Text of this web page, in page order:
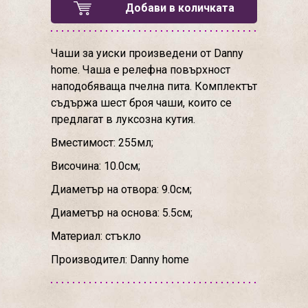
Добави в количката
Чаши за уиски произведени от Danny
home. Чаша е релефна повърхност
наподобяваща пчелна пита. Комплектът
съдържа шест броя чаши, които се
предлагат в луксозна кутия.
Вместимост: 255мл;
Височина: 10.0см;
Диаметър на отвора: 9.0см;
Диаметър на основа: 5.5см;
Материал: стъкло
Производител: Danny home